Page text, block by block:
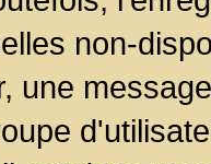
non-
une